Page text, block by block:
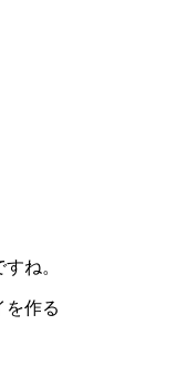
ね。
を作る